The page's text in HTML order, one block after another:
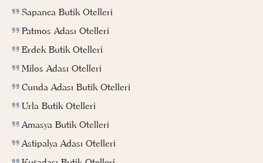
Sapanca Butik Otelleri
Patmos Adası Otelleri
Erdek Butik Otelleri
Milos Adası Otelleri
Cunda Adası Butik Otelleri
Urla Butik Otelleri
Amasya Butik Otelleri
Astipalya Adası Otelleri